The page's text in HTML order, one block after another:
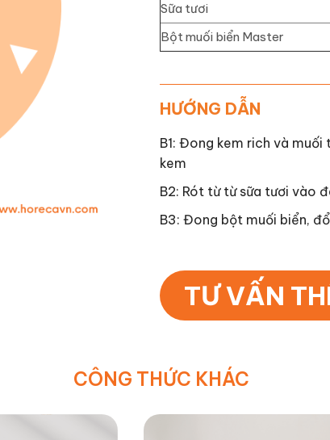
Sữa tươi
Bột muối biển Master
HƯỚNG DẪN
B1: Đong kem rich và
kem
B2: Rót từ từ sữa tươi vào
B3: Đong bột muối biển,
TƯ VẤN
CÔNG THỨC KHÁC